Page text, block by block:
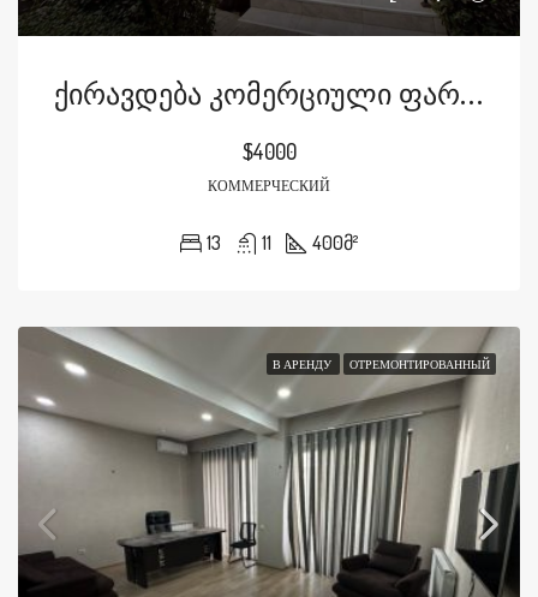
Ქირავდება Კომერციული Ფართი Ცაგარელის Ქუჩაზე
$4000
КОММЕРЧЕСКИЙ
13 11 400მ²
В АРЕНДУ ОТРЕМОНТИРОВАННЫЙ